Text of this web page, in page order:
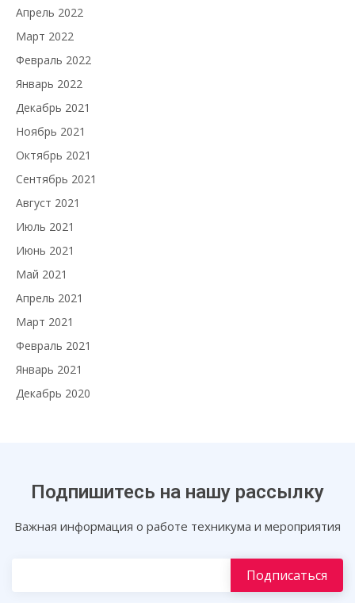
Апрель 2022
Март 2022
Февраль 2022
Январь 2022
Декабрь 2021
Ноябрь 2021
Октябрь 2021
Сентябрь 2021
Август 2021
Июль 2021
Июнь 2021
Май 2021
Апрель 2021
Март 2021
Февраль 2021
Январь 2021
Декабрь 2020
Подпишитесь на нашу рассылку
Важная информация о работе техникума и мероприятия